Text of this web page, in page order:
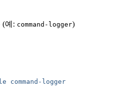
(예: command-logger)
command-logger